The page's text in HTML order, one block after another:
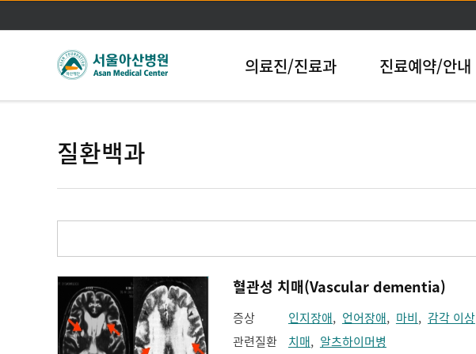
의료진/진료과 진료예약/안내
질환백과
혈관성 치매(Vascular dementia)
증상 인지장애, 언어장애, 마비, 감각 이상
관련질환
치매, 알츠하이머병